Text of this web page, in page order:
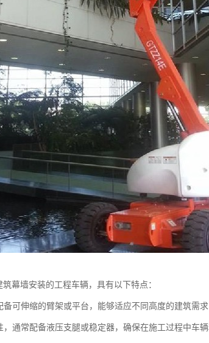
幕墙安装的工程车辆，具有以下特点：
可伸缩的臂架或平台，能够适应不同高度的建筑需
通常配备液压支腿或稳定器，确保在施工过程中车